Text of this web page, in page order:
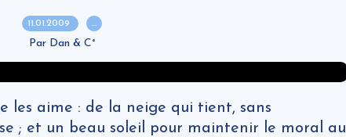
11.01.2009 …
Par Dan & C°
les aime : de la neige qui tient, sans
; et un beau soleil pour maintenir le moral au